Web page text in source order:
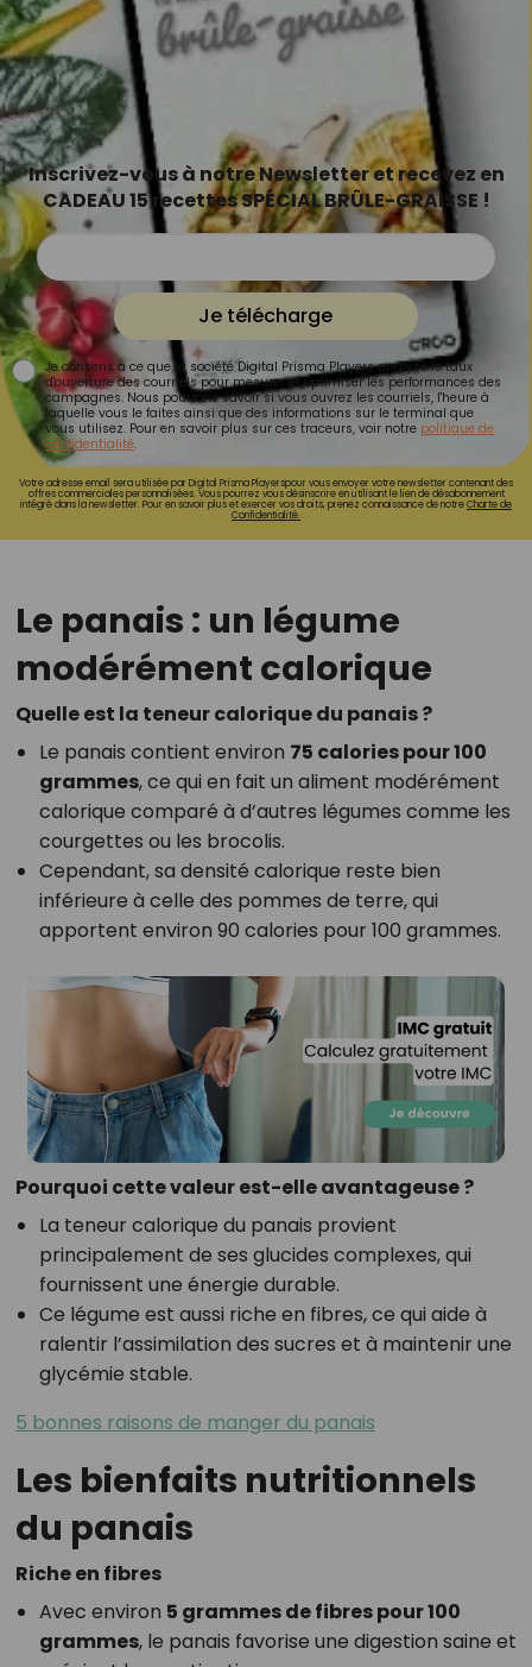
Inscrivez-vous à notre Newsletter et recevez en
CADEAU 15 recettes SPÉCIAL BRÛLE-GRAISSE !
Je télécharge
Je consens à ce que la société Digital Prisma Players analyse le taux
d'ouverture des courriels pour mesurer et optimiser les performances des
campagnes. Nous pourrons savoir si vous ouvrez les courriels, l'heure à
laquelle vous le faites ainsi que des informations sur le terminal que
vous utilisez. Pour en savoir plus sur ces traceurs, voir notre politique de
confidentialité.
Votre adresse email sera utilisée par Digital Prisma Playerspour vous envoyer votre newsletter contenant des
offres commerciales personnalisées. Vous pourrez vous désinscrire en utilisant le lien de désabonnement
intégré dans la newsletter. Pour en savoir plus et exercer vos droits, prenez connaissance de notreCharte de
Confidentialité.
Le panais : un légume
modérément calorique
Quelle est la teneur calorique du panais ?
Le panais contient environ 75 calories pour 100
grammes, ce qui en fait un aliment modérément
calorique comparé à d’autres légumes comme les
courgettes ou les brocolis.
Cependant, sa densité calorique reste bien
inférieure à celle des pommes de terre, qui
apportent environ 90 calories pour 100 grammes.
Pourquoi cette valeur est-elle avantageuse ?
La teneur calorique du panais provient
principalement de ses glucides complexes, qui
fournissent une énergie durable.
Ce légume est aussi riche en fibres, ce qui aide à
ralentir l’assimilation des sucres et à maintenir une
glycémie stable.
5 bonnes raisons de manger du panais
Les bienfaits nutritionnels
du panais
Riche en fibres
Avec environ 5 grammes de fibres pour 100
grammes, le panais favorise une digestion saine et